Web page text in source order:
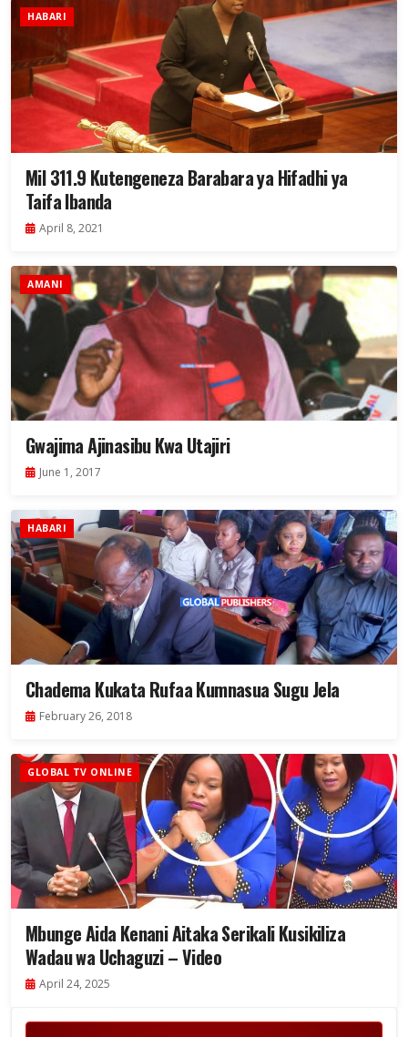
HABARI
Mil 311.9 Kutengeneza Barabara ya Hifadhi ya
Taifa Ibanda
April 8, 2021
AMANI
Gwajima Ajinasibu Kwa Utajiri
June 1, 2017
HABARI
Chadema Kukata Rufaa Kumnasua Sugu Jela
February 26, 2018
GLOBAL TV ONLINE
Mbunge Aida Kenani Aitaka Serikali Kusikiliza
Wadau wa Uchaguzi – Video
April 24, 2025